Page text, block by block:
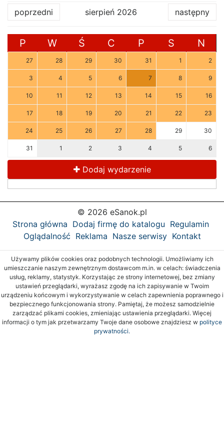
poprzedni sierpień 2026 następny
P W Ś C P S N
27 28 29 30 31 1 2
3 4 5 6 7 8 9
10 11 12 13 14 15 16
17 18 19 20 21 22 23
24 25 26 27 28 29 30
31 1 2 3 4 5 6
Dodaj wydarzenie
© 2026 eSanok.pl
Strona główna Dodaj firmę do katalogu Regulamin
Oglądalność Reklama Nasze serwisy Kontakt
Używamy plików cookies oraz podobnych technologii. Umożliwiamy ich
umieszczanie naszym zewnętrznym dostawcom m.in. w celach: świadczenia
usług, reklamy, statystyk. Korzystając ze strony internetowej, bez zmiany
ustawień przeglądarki, wyrażasz zgodę na ich zapisywanie w Twoim
urządzeniu końcowym i wykorzystywanie w celach zapewnienia poprawnego i
bezpiecznego funkcjonowania strony. Pamiętaj, że możesz samodzielnie
zarządzać plikami cookies, zmieniając ustawienia przeglądarki. Więcej
informacji o tym jak przetwarzamy Twoje dane osobowe znajdziesz w polityce
prywatności.